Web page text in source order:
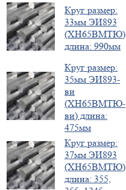
Круг размер:
33мм ЭИ893
(ХН65ВМТЮ)
длина: 990мм
Круг размер:
35мм ЭИ893-
ви
(ХН65ВМТЮ-
ви) длина:
475мм
Круг размер:
37мм ЭИ893
(ХН65ВМТЮ)
длина: 355,